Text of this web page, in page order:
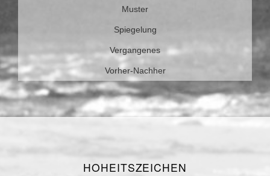
Muster
Spiegelung
Vergangenes
Vorher-Nachher
HOHEITSZEICHEN